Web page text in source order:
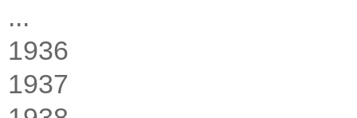
...
1936
1937